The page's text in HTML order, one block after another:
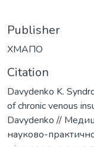
Publisher
ХМАПО
Citation
Davydenko K.
of chronic venous
Davydenko //
науково-